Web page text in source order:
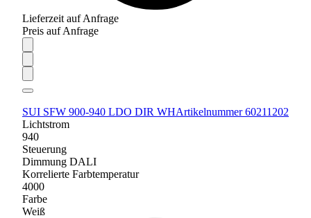
Lieferzeit auf Anfrage
Preis auf Anfrage
SUI SFW 900-940 LDO DIR WHArtikelnummer 60211202
Lichtstrom
940
Steuerung
Dimmung DALI
Korrelierte Farbtemperatur
4000
Farbe
Weiß